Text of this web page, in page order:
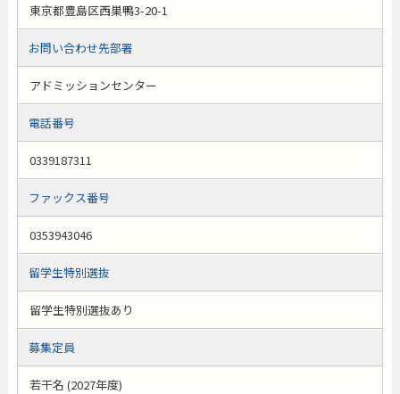
東京都豊島区西巣鴨3-20-1
お問い合わせ先部署
アドミッションセンター
電話番号
0339187311
ファックス番号
0353943046
留学生特別選抜
留学生特別選抜あり
募集定員
若干名 (2027年度)